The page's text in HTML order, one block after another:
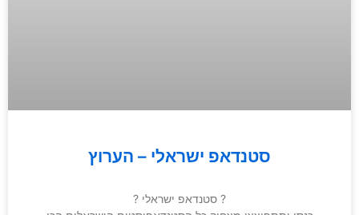
סטנדאפ ישראלי – הערוץ
? סטנדאפ ישראלי ?